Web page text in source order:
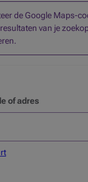
de Google Maps-
van je
of adres